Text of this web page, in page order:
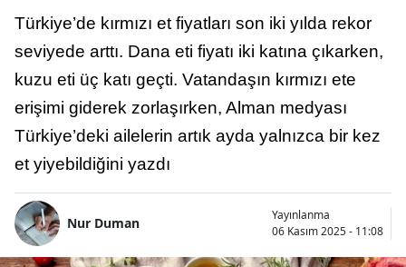
Türkiye’de kırmızı et fiyatları son iki yılda rekor
seviyede arttı. Dana eti fiyatı iki katına çıkarken,
kuzu eti üç katı geçti. Vatandaşın kırmızı ete
erişimi giderek zorlaşırken, Alman medyası
Türkiye’deki ailelerin artık ayda yalnızca bir kez
et yiyebildiğini yazdı
Nur Duman
Yayınlanma
06 Kasım 2025 - 11:08